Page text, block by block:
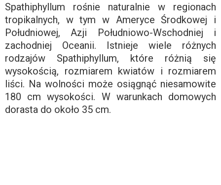
Spathiphyllum rośnie naturalnie w regionach
tropikalnych, w tym w Ameryce Środkowej i
Południowej, Azji Południowo-Wschodniej i
zachodniej Oceanii. Istnieje wiele różnych
rodzajów Spathiphyllum, które różnią się
wysokością, rozmiarem kwiatów i rozmiarem
liści. Na wolności może osiągnąć niesamowite
180 cm wysokości. W warunkach domowych
dorasta do około 35 cm.